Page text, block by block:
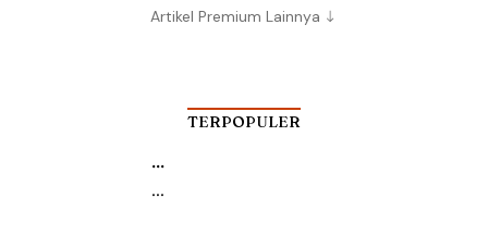
Artikel Premium Lainnya
TERPOPULER
...
...